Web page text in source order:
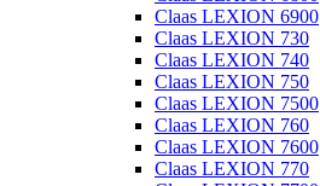
Claas LEXION 6900
Claas LEXION 730
Claas LEXION 740
Claas LEXION 750
Claas LEXION 7500
Claas LEXION 760
Claas LEXION 7600
Claas LEXION 770